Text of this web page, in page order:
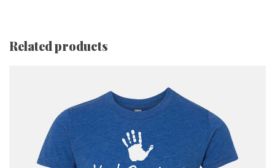
Related products